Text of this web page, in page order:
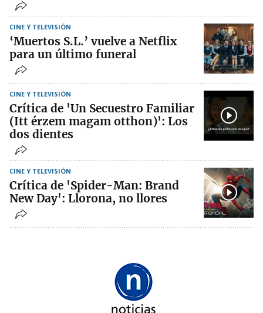
CINE Y TELEVISIÓN
‘Muertos S.L.’ vuelve a Netflix
para un último funeral
CINE Y TELEVISIÓN
Crítica de 'Un Secuestro Familiar
(Itt érzem magam otthon)': Los
dos dientes
CINE Y TELEVISIÓN
Crítica de 'Spider-Man: Brand
New Day': Llorona, no llores